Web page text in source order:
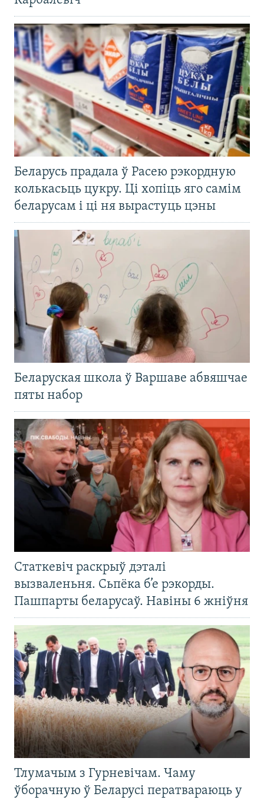
Беларусь прадала ў Расею рэкордную
колькасьць цукру. Ці хопіць яго самім
беларусам і ці ня вырастуць цэны
Беларуская школа ў Варшаве абвяшчае
пяты набор
Статкевіч раскрыў дэталі
вызваленьня. Сьпёка б’е рэкорды.
Пашпарты беларусаў. Навіны 6 жніўня
Тлумачым з Гурневічам. Чаму
ўборачную ў Беларусі ператвараюць у